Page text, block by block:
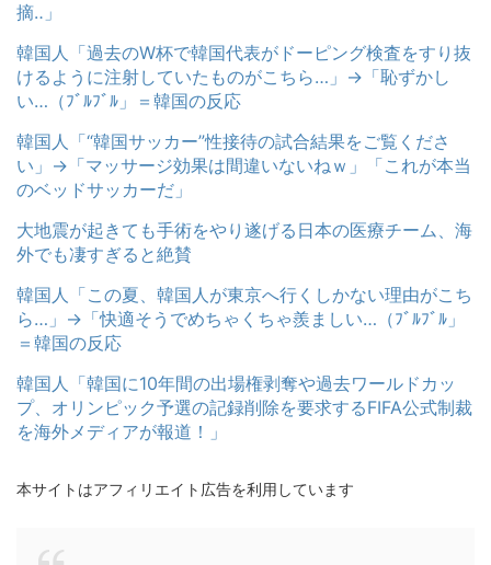
摘‥」
韓国人「過去のW杯で韓国代表がドーピング検査をすり抜
けるように注射していたものがこちら…」→「恥ずかし
い…（ﾌﾞﾙﾌﾞﾙ」＝韓国の反応
韓国人「“韓国サッカー”性接待の試合結果をご覧くださ
い」→「マッサージ効果は間違いないねｗ」「これが本当
のベッドサッカーだ」
大地震が起きても手術をやり遂げる日本の医療チーム、海
外でも凄すぎると絶賛
韓国人「この夏、韓国人が東京へ行くしかない理由がこち
ら…」→「快適そうでめちゃくちゃ羨ましい…（ﾌﾞﾙﾌﾞﾙ」
＝韓国の反応
韓国人「韓国に10年間の出場権剥奪や過去ワールドカッ
プ、オリンピック予選の記録削除を要求するFIFA公式制裁
を海外メディアが報道！」
本サイトはアフィリエイト広告を利用しています